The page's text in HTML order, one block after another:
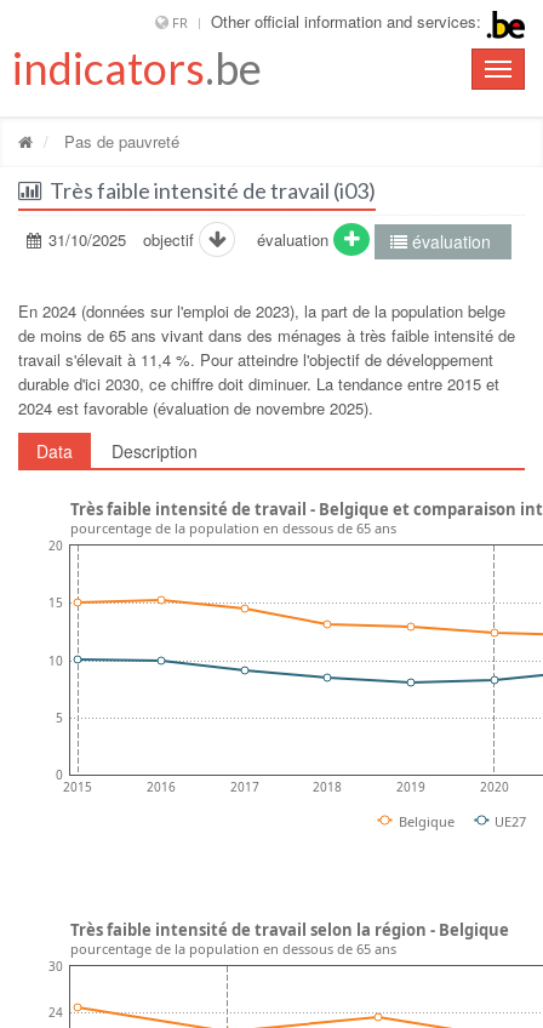
FR Other official information and services:
Toggle
indicators.be
Pas de pauvreté
Très faible intensité de travail (i03)
31/10/2025 objectif évaluation évaluation
En 2024 (données sur l'emploi de 2023), la part de la population belge
de moins de 65 ans vivant dans des ménages à très faible intensité de
travail s'élevait à 11,4 %. Pour atteindre l'objectif de développement
durable d'ici 2030, ce chiffre doit diminuer. La tendance entre 2015 et
2024 est favorable (évaluation de novembre 2025).
Data Description
2015 2016 2017 2018 2019 2020
0
5
10
15
20
Belgique UE27
Très faible intensité de travail - Belgique et comparaison
pourcentage de la population en dessous de 65 ans
24
30
Très faible intensité de travail selon la région - Belgique
pourcentage de la population en dessous de 65 ans